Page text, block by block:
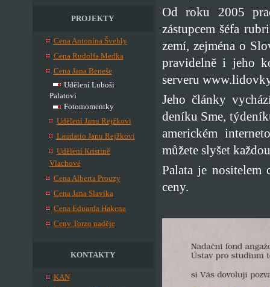
PROJEKTY
Cena Antonína Švehly
Cena Rudolfa Medka
Cena Jana Beneše
Udělení Luboši
Palatovi
Fotomomentky
Udělení Janu Rejžkovi
Laudatio Janu Rejžkovi
Udělení Kristině
Vlachové
Cena Alberta Prouzy
Cena Jana Slavíka
Cena Eduarda Hakena
Ceny Torzo naděje
KONTAKTY
KAN
Od roku 2005
zástupcem šéfa
zemí, zejména o
pravidelně i jeho
serveru
Jeho články
deníku Sme,
americkém
můžete slyšet
Palata je nositelem
ceny.